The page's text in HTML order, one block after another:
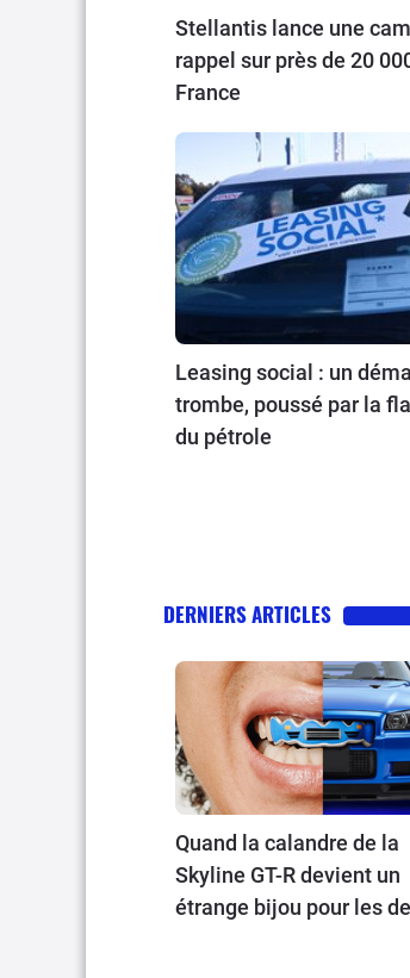
Stellantis lance une
rappel sur près de 20
France
Leasing social : un
trombe, poussé par la
du pétrole
DERNIERS ARTICLES
Quand la calandre de la
Skyline GT-R devient un
étrange bijou pour les